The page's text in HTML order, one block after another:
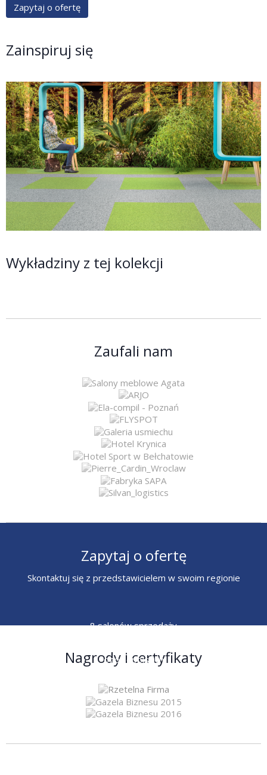
Zapytaj o ofertę
Zainspiruj się
Wykładziny z tej kolekcji
Zaufali nam
Zapytaj o ofertę
Skontaktuj się z przedstawicielem w swoim regionie
8 salonów sprzedaży
ogólnopolskich
Nagrody i certyfikaty